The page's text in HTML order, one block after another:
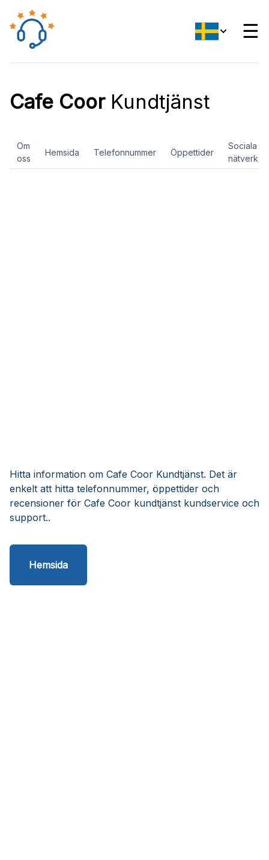
☰
Cafe CoorKundtjänst
Om
oss
Hemsida Telefonnummer Öppettider
Sociala
nätverk
Hitta information om Cafe Coor Kundtjänst. Det är
enkelt att hitta telefonnummer, öppettider och
recensioner för Cafe Coor kundtjänst kundservice och
support..
Hemsida